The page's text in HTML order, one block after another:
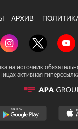
АРХИВ
на источник
активная